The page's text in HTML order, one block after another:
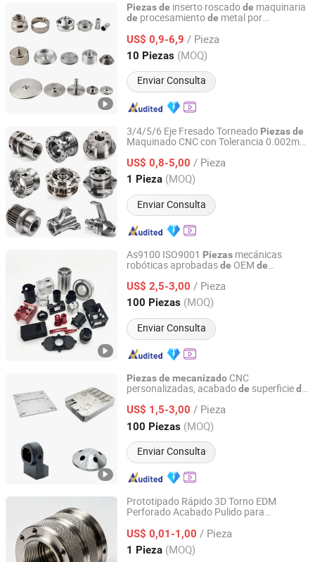
Piezasde inserto roscadode maquinaria
de procesamientode metal por
US$ 0,9-6,9 / Pieza
10 Piezas (MOQ)
Enviar Consulta
Shenzhen Honvision Precision Technology Co., Ltd.
Guangdong, China Desde 2021
3/4/5/6 Eje Fresado Torneado Piezasde
Maquinado CNC con Tolerancia 0.002mm
Componentes de Equipos Industriales
Aluminio Acero Inoxidable Latón
US$ 0,8-5,00 / Pieza
1 Pieza (MOQ)
Enviar Consulta
Dongguan Zongjin Hardware Products Co., Ltd.
Guangdong, China Desde 2020
As9100 ISO9001 Piezas mecánicas
robóticas aprobadasde OEM de
aeroespacial,piezasde
piezas aluminio,
CNC,piezas de mecanizado
US$ 2,5-3,00 / Pieza
100 Piezas (MOQ)
Enviar Consulta
Sunprec Hardware Co., Ltd.
Guangdong, China Desde 2026
Piezasde mecanizado CNC
personalizadas, acabadode superficiede
US$ 1,5-3,00 / Pieza
100 Piezas (MOQ)
Enviar Consulta
Sunprec Hardware Co., Ltd.
Guangdong, China Desde 2026
Prototipado Rápido 3D Torno EDM
Perforado Acabado Pulido para
Inoxidable Bronce Precisión OEM
MecanizadoCNC
US$ 0,01-1,00 / Pieza
1 Pieza (MOQ)
Dongguan Hongxia Precision Machinery Co., Ltd.
Guangdong, China Desde 2025